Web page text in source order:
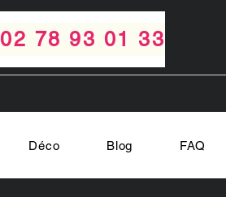
02 78 93 01 33
Déco Blog FAQ